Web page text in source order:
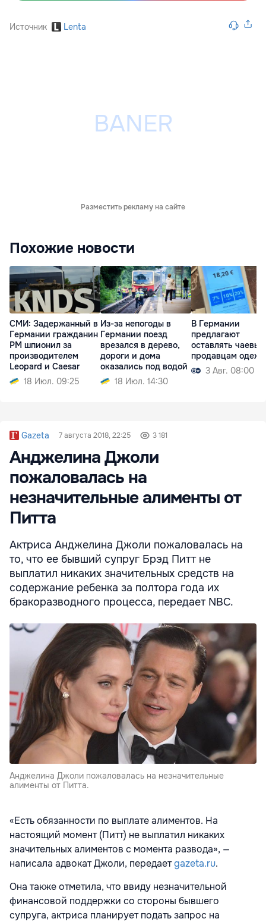
Источник Lenta
Разместить рекламу на сайте
Похожие новости
СМИ: Задержанный в
Германии гражданин
РМ шпионил за
производителем
Leopard и Caesar
18 Июл. 09:25
Из-за непогоды в
Германии поезд
врезался в дерево,
дороги и дома
оказались под водой
18 Июл. 14:30
В Германии
предлагают
оставлять чаевые
продавцам
3 Авг. 08:00
Gazeta 7 августа 2018, 22:25 3 181
Анджелина Джоли
пожаловалась на
незначительные алименты от
Питта
Актриса Анджелина Джоли пожаловалась на
то, что ее бывший супруг Брэд Питт не
выплатил никаких значительных средств на
содержание ребенка за полтора года их
бракоразводного процесса, передает NBC.
Анджелина Джоли пожаловалась на незначительные
алименты от Питта.
«Есть обязанности по выплате алиментов. На
настоящий момент (Питт) не выплатил никаких
значительных алиментов с момента развода», —
написала адвокат Джоли, передаетgazeta.ru.
Она также отметила, что ввиду незначительной
финансовой поддержки со стороны бывшего
супруга, актриса планирует подать запрос на